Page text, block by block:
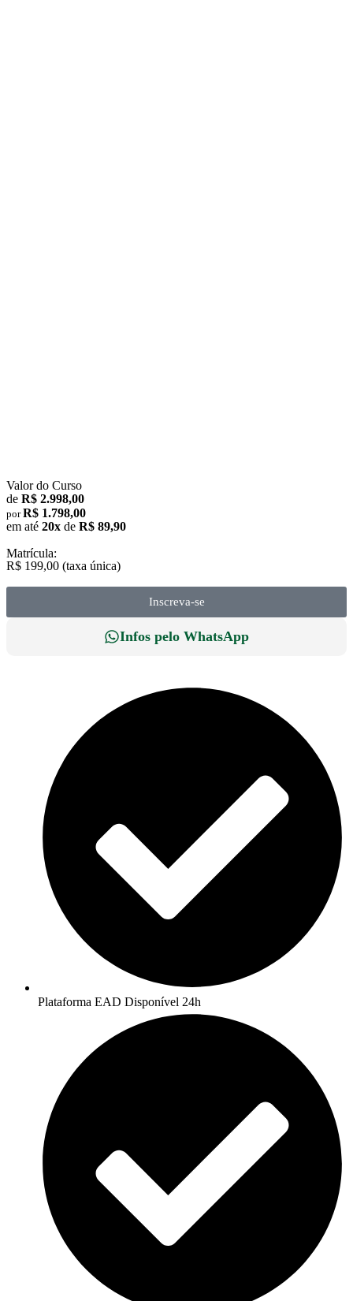
Valor do Curso
de R$ 2.998,00
porR$ 1.798,00
em até 20x de R$ 89,90
Matrícula:
R$ 199,00 (taxa única)
Inscreva-se
Infos pelo WhatsApp
Plataforma EAD Disponível 24h